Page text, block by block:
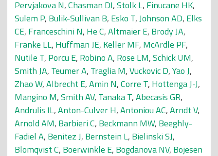
Pervjakova N,Chasman DI,Stolk L, Finucane HK,
Sulem P, Bulik-Sullivan B, Esko T,Johnson AD, Elks
CE, Franceschini N, He C,Altmaier E, Brody JA,
Franke LL, Huffman JE, Keller MF, McArdle PF,
Nutile T, Porcu E, Robino A, Rose LM,Schick UM,
Smith JA, Teumer A, Traglia M,Vuckovic D,Yao J,
Zhao W,Albrecht E,Amin N,Corre T, Hottenga J-J,
Mangino M,Smith AV, Tanaka T,Abecasis GR,
Andrulis IL,Anton-Culver H,Antoniou AC,Arndt V,
Arnold AM, Barbieri C, Beckmann MW, Beeghly-
Fadiel A, Benitez J, Bernstein L, Bielinski SJ,
Blomqvist C, Boerwinkle E, Bogdanova NV, Bojesen